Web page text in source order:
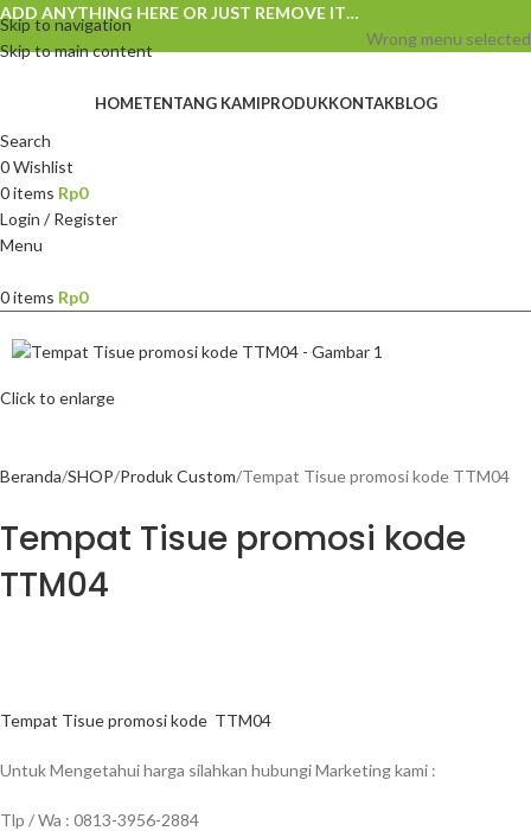
Skip to navigation
Skip to main content
ADD ANYTHING HERE OR JUST REMOVE IT…
Wrong menu selected
HOMETENTANG KAMIPRODUKKONTAKBLOG
Search
0Wishlist
0items Rp0
Login / Register
Menu
0items Rp0
Click to enlarge
Beranda SHOP Produk Custom Tempat Tisue promosi kode TTM04
Tempat Tisue promosi kode
TTM04
Tempat Tisue promosi kode TTM04
Untuk Mengetahui harga silahkan hubungi Marketing kami :
Tlp / Wa : 0813-3956-2884